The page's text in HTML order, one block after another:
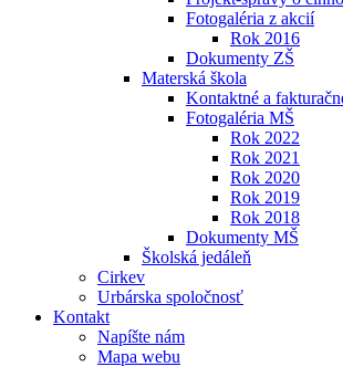
Fotogaléria z akcií
Rok 2016
Dokumenty ZŠ
Materská škola
Kontaktné a
Fotogaléria MŠ
Rok 2022
Rok 2021
Rok 2020
Rok 2019
Rok 2018
Dokumenty MŠ
Školská jedáleň
Cirkev
Urbárska spoločnosť
Kontakt
Napíšte nám
Mapa webu